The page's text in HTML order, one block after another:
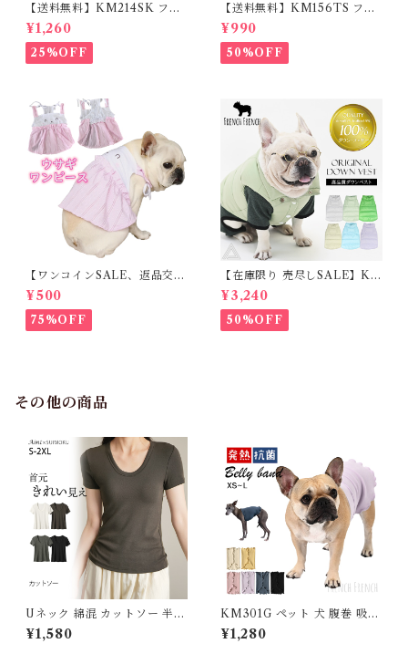
【送料無料】KM214SK フレ
ブル 女の子 スカート ワンピー
ス夏 フリル 犬服 ドックウェア
¥1,260
25%OFF
【送料無料】KM156TS フレ
ブル Tシャツ フレンチブルド
ック レモン柄 犬服 ドックウェ
ア
¥990
50%OFF
【ワンコインSALE、返品交換
不可】KM171SK フレンチブ
ルドック 犬服 女の子 ピンク
スカート
¥500
75%OFF
【在庫限り 売尽しSALE】K
M952Tダウンベスト 100%ダ
ウン・フェザー 犬 犬服 ダウン
ジャケット ベスト フレンチブ
ルドッグ 冬服 極暖 暖かい 可
¥3,240
50%OFF
その他の商品
Uネック 綿混 カットソー 半袖
Tシャツ レディース トップス
リブ デイリー インナー 肌触り
¥1,580
KM301G ペット 犬 腹巻 吸湿
発熱 抗菌 防臭 はらまき 腹巻
き 2way V型設計 フリース 伸
¥1,280